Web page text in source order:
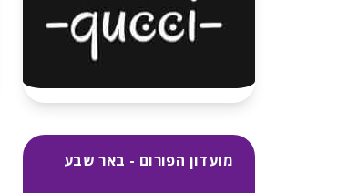
מועדון הפורום - באר שבע